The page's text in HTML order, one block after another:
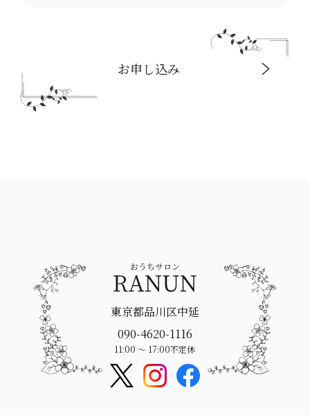
お申し込み
東京都品川区中延
090-4620-1116
11:00 〜 17:00不定休